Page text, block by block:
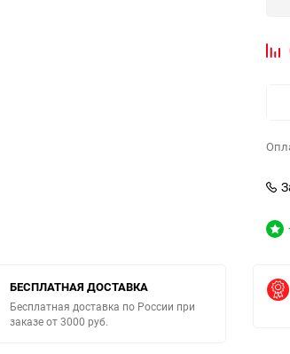
БЕСПЛАТНАЯ ДОСТАВКА
Бесплатная доставка по России при
заказе от 3000 руб.